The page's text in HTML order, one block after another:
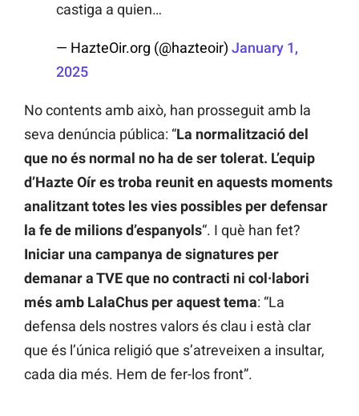
castiga a quien…
— HazteOir.org (@hazteoir) January 1,
2025
No contents amb això, han prosseguit amb la
seva denúncia pública: “La normalització del
que no és normal no ha de ser tolerat. L’equip
d’Hazte Oír es troba reunit en aquests moments
analitzant totes les vies possibles per defensar
la fe de milions d’espanyols“. I què han fet?
Iniciar una campanya de signatures per
demanar a TVE que no contracti ni col·labori
més amb LalaChus per aquest tema: “La
defensa dels nostres valors és clau i està clar
que és l’única religió que s’atreveixen a insultar,
cada dia més. Hem de fer-los front”.